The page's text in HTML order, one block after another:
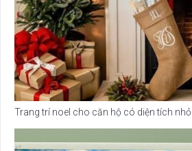
Trang trí noel cho căn hộ có diện tích nhỏ